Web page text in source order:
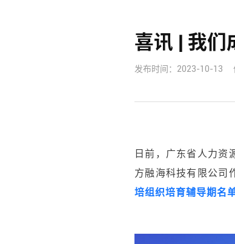
喜讯 | 我们
发布时间： 2023-10-13
日前，广东省人力资
方融海科技有限公司
培组织培育辅导期名单